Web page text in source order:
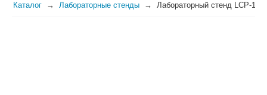
Каталог Лабораторные стенды Лабораторный стенд LCP-18